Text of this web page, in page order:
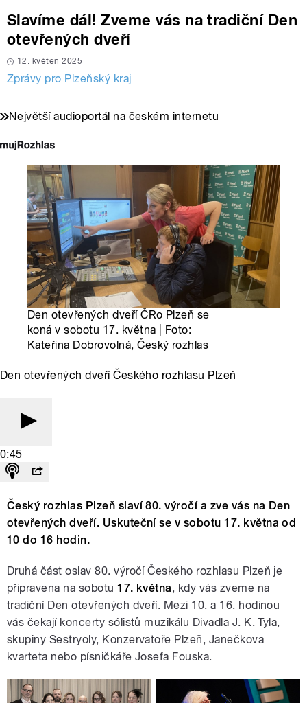
Slavíme dál! Zveme vás na tradiční Den
otevřených dveří
12. květen 2025
Zprávy pro Plzeňský kraj
Největší audioportál na českém internetu
Den otevřených dveří ČRo Plzeň se
koná v sobotu 17. května | Foto:
Kateřina Dobrovolná, Český rozhlas
Den otevřených dveří Českého rozhlasu Plzeň
0:45
Český rozhlas Plzeň slaví 80. výročí a zve vás na Den
otevřených dveří. Uskuteční se v sobotu 17. května od
10 do 16 hodin.
Druhá část oslav 80. výročí Českého rozhlasu Plzeň je
připravena na sobotu 17. května, kdy vás zveme na
tradiční Den otevřených dveří. Mezi 10. a 16. hodinou
vás čekají koncerty sólistů muzikálu Divadla J. K. Tyla,
skupiny Sestryoly, Konzervatoře Plzeň, Janečkova
kvarteta nebo písničkáře Josefa Fouska.